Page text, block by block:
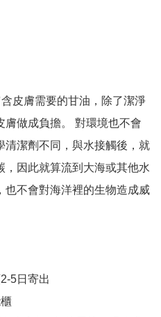
皮膚需要的甘油，除了潔淨
做成負擔。 對環境也不會
清潔劑不同，與水接觸後，就
因此就算流到大海或其他水
也不會對海洋裡的生物造成威
5日寄出